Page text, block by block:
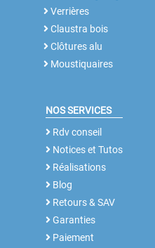
Verrières
Claustra bois
Clôtures alu
Moustiquaires
NOS SERVICES
Rdv conseil
Notices et Tutos
Réalisations
Blog
Retours & SAV
Garanties
Paiement